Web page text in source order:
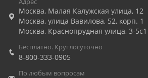
Москва, Малая Калужская улица, 12
Москва, улица Вавилова, 52, корп. 1
Москва, Краснопрудная улица, 3-5с1
Бесплатно. Круглосуточно
8-800-333-0905
По любым вопросам